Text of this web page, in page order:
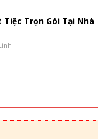
Tiệc Trọn Gói Tại Nhà